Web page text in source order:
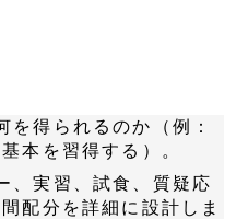
を得られるのか（例：
本を習得する）。
、実習、試食、質疑応
配分を詳細に設計しま